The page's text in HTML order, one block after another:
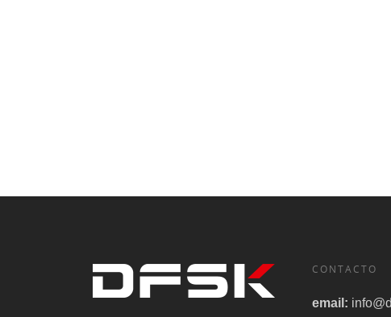
CONTACTO
email: